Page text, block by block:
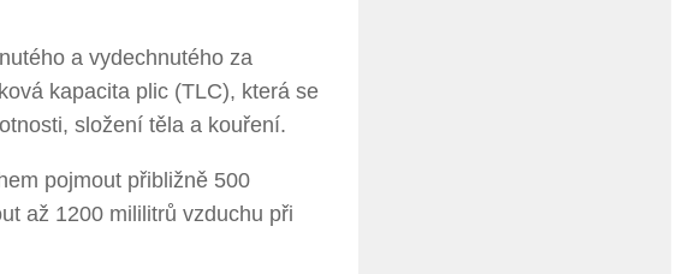
a vydechnutého za
kapacita plic (TLC), která se
složení těla a kouření.
pojmout přibližně 500
až 1200 mililitrů vzduchu při